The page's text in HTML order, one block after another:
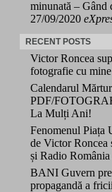
minunată – Gând
27/09/2020
RECENT POSTS
Victor Roncea
fotografie cu
Calendarul
PDF/
La Mulți Ani!
Fenomenul Piața
de Victor
și Radio
BANI Guvern
propagandă a